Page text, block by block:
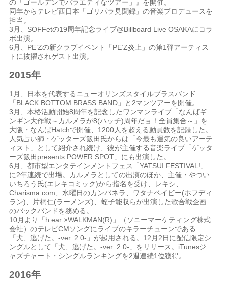
の「ゴールデンでバラエティなツアー」』を開催。
同年からテレビ西日本「ゴリパラ見聞録」の音楽プロデュースを
担当。
3月、SOFFetの19周年記念ライブ@Billboard Live OSAKAにコラ
ボ出演。
6月、PE’Zの新クラブイベント「PE’Z炎上」の第1弾アーティス
トに抜擢されゲスト出演。
2015年
1月、日本を代表するニューオリンズスタイルブラスバンド
「BLACK BOTTOM BRASS BAND」と2マンツアーを開催。
3月、本格活動開始8周年を記念したワンマンライブ「なんばギ
ンギン大作戦～カルメラが8(ハッチ)周年だョ！全員集合～」を
大阪・なんばHatchで開催、1200人を超える動員数を記録した。
人気占い師・ゲッターズ飯田氏からは「今最も運気の良いアーテ
ィスト」として紹介され続け、彼が主催する音楽ライブ「ゲッタ
ーズ飯田presents POWER SPOT」にも出演した。
6月、都市型エンタテインメントフェス「YATSUI FESTIVAL!」
に2年連続で出場。カルメラとしての出演のほか、主催・やつい
いちろう氏(エレキコミック)から指名を受け、レキシ、
Charisma.com、水曜日のカンパネラ、ワタナベイビー(ホフディ
ラン)、片桐仁(ラーメンズ)、蛭子能収らが出演した歌合戦企画
のバックバンドを務める。
10月より「h.ear ×WALKMAN(R)」（ソニーマーケティング株式
会社）のテレビCMソングにライブのキラーチューンである
「犬、逃げた。-ver. 2.0-」が起用される。12月2日に配信限定シ
ングルとして「犬、逃げた。-ver. 2.0-」をリリース。iTunesジ
ャズチャート・シングルランキングを2週連続1位獲得。
2016年